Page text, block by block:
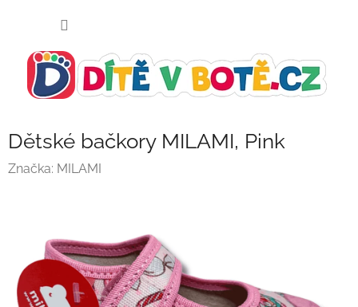
Dětské bačkory MILAMI, Pink
Značka: MILAMI